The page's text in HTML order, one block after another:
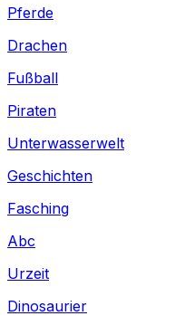
Pferde
Drachen
Fußball
Piraten
Unterwasserwelt
Geschichten
Fasching
Abc
Urzeit
Dinosaurier